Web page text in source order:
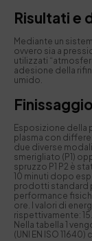
Risultati e
Mediante un
ovvero sia a
utilizzati
adesione della
umido.
Esposizione della
plasma con
due diverse
smerigliato (P1)
spruzzo P1 P2 è
10 minuti dopo
prodotti standard
performance
ore. I valori di
rispettivamente:
Nella tabella 1
(UNI EN ISO